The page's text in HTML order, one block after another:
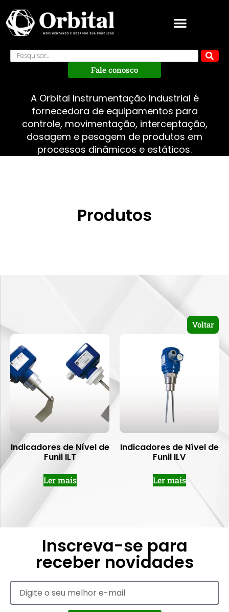
Fale conosco
A Orbital Instrumentação Industrial é
fornecedora de equipamentos para
controle, movimentação, interceptação,
dosagem e pesagem de produtos em
processos dinâmicos e estáticos.
Produtos
Voltar
Indicadores de Nível de
Funil ILT
Ler mais
Indicadores de Nível de
Funil ILV
Ler mais
Inscreva-se para
receber novidades